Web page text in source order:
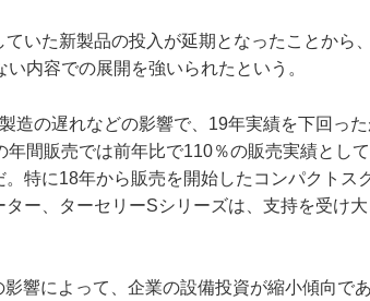
いた新製品の投入が延期となったことから
内容での展開を強いられたという。
造の遅れなどの影響で、19年実績を下回った
間販売では前年比で110％の販売実績とし
特に18年から販売を開始したコンパクトス
ー、ターセリーSシリーズは、支持を受け
響によって、企業の設備投資が縮小傾向で